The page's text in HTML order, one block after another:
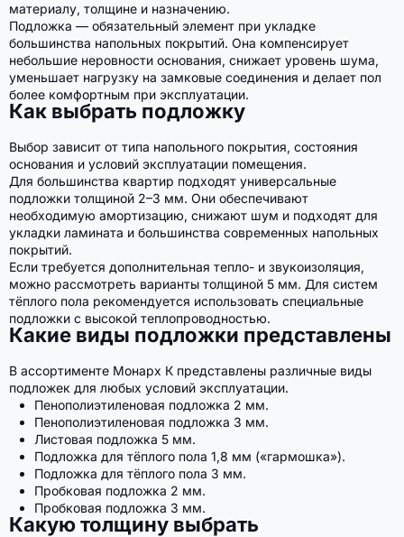
материалу, толщине и назначению.
Подложка — обязательный элемент при укладке
большинства напольных покрытий. Она компенсирует
небольшие неровности основания, снижает уровень шума,
уменьшает нагрузку на замковые соединения и делает пол
более комфортным при эксплуатации.
Как выбрать подложку
Выбор зависит от типа напольного покрытия, состояния
основания и условий эксплуатации помещения.
Для большинства квартир подходят универсальные
подложки толщиной 2–3 мм. Они обеспечивают
необходимую амортизацию, снижают шум и подходят для
укладки ламината и большинства современных напольных
покрытий.
Если требуется дополнительная тепло- и звукоизоляция,
можно рассмотреть варианты толщиной 5 мм. Для систем
тёплого пола рекомендуется использовать специальные
подложки с высокой теплопроводностью.
Какие виды подложки представлены
В ассортименте Монарх К представлены различные виды
подложек для любых условий эксплуатации.
Пенополиэтиленовая подложка 2 мм.
Пенополиэтиленовая подложка 3 мм.
Листовая подложка 5 мм.
Подложка для тёплого пола 1,8 мм («гармошка»).
Подложка для тёплого пола 3 мм.
Пробковая подложка 2 мм.
Пробковая подложка 3 мм.
Какую толщину выбрать